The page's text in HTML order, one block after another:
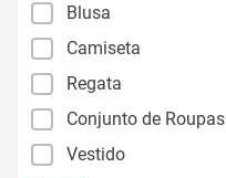
Blusa
Camiseta
Regata
Conjunto de Roupas
Vestido